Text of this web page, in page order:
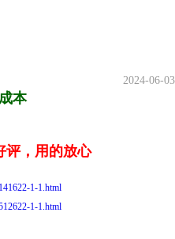
2024-06-03
本
评，用的放心
1-1.html
1-1.html